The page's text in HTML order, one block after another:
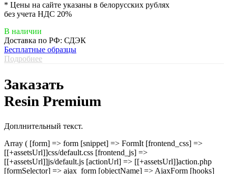
* Цены на сайте указаны в белорусских рублях
без учета НДС 20%
В наличии
Доставка по РФ: СДЭК
Бесплатные образцы
Подробнее
Заказать
Resin Premium
Доплнительный текст.
Array ( [form] => form [snippet] => FormIt [frontend_css] =>
[[+assetsUrl]]css/default.css [frontend_js] =>
[[+assetsUrl]]js/default.js [actionUrl] => [[+assetsUrl]]action.php
[formSelector] => ajax_form [objectName] => AjaxForm [hooks]